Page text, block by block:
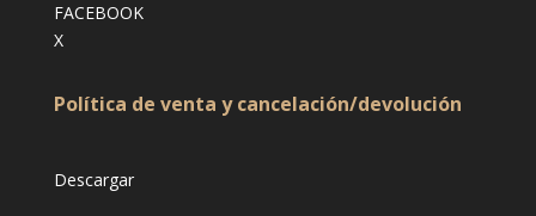
FACEBOOK
X
Política de venta y cancelación/devolución
Descargar